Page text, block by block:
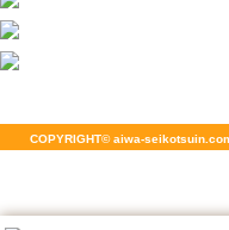
COPYRIGHT© aiwa-